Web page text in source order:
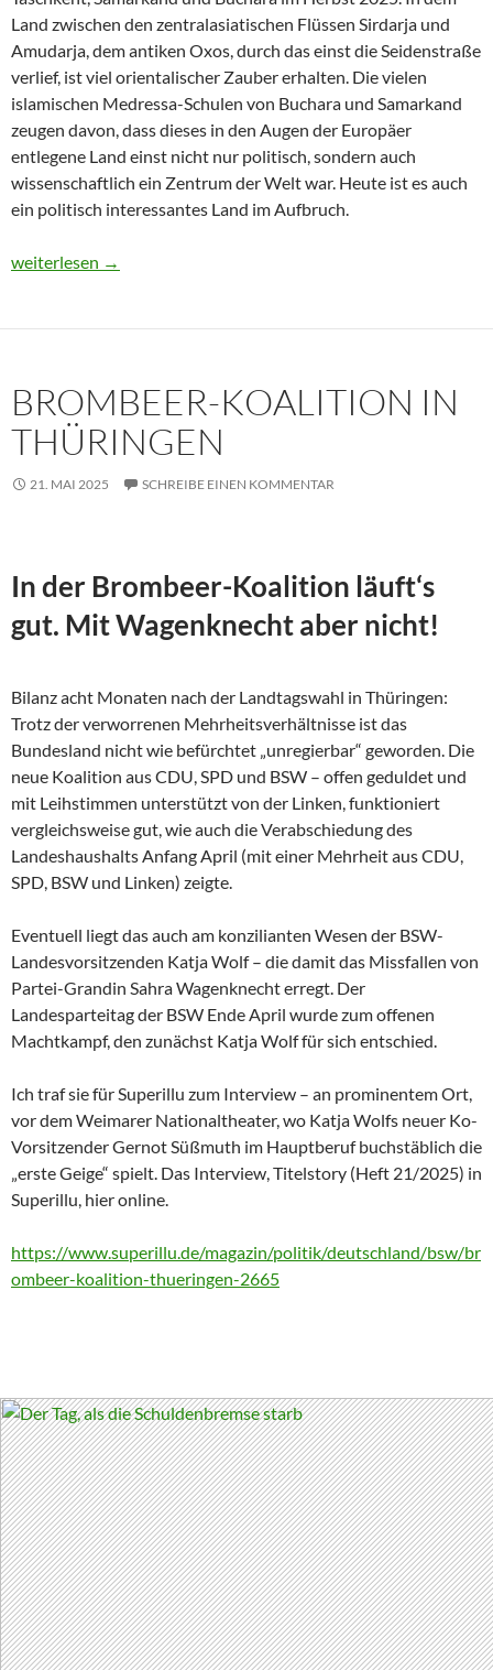
Land zwischen den zentralasiatischen Flüssen Sirdarja und
Amudarja, dem antiken Oxos, durch das einst die Seidenstraße
verlief, ist viel orientalischer Zauber erhalten. Die vielen
islamischen Medressa-Schulen von Buchara und Samarkand
zeugen davon, dass dieses in den Augen der Europäer
entlegene Land einst nicht nur politisch, sondern auch
wissenschaftlich ein Zentrum der Welt war. Heute ist es auch
ein politisch interessantes Land im Aufbruch.
Usbekistan 2025: Unterwegs in einem Land im Aufbruch
weiterlesen →
BROMBEER-KOALITION IN
THÜRINGEN
21. MAI 2025 SCHREIBE EINEN KOMMENTAR
In der Brombeer-Koalition läuft‘s
gut. Mit Wagenknecht aber nicht!
Bilanz acht Monaten nach der Landtagswahl in Thüringen:
Trotz der verworrenen Mehrheitsverhältnisse ist das
Bundesland nicht wie befürchtet „unregierbar“ geworden. Die
neue Koalition aus CDU, SPD und BSW – offen geduldet und
mit Leihstimmen unterstützt von der Linken, funktioniert
vergleichsweise gut, wie auch die Verabschiedung des
Landeshaushalts Anfang April (mit einer Mehrheit aus CDU,
SPD, BSW und Linken) zeigte.
Eventuell liegt das auch am konzilianten Wesen der BSW-
Landesvorsitzenden Katja Wolf – die damit das Missfallen von
Partei-Grandin Sahra Wagenknecht erregt. Der
Landesparteitag der BSW Ende April wurde zum offenen
Machtkampf, den zunächst Katja Wolf für sich entschied.
Ich traf sie für Superillu zum Interview – an prominentem Ort,
vor dem Weimarer Nationaltheater, wo Katja Wolfs neuer Ko-
Vorsitzender Gernot Süßmuth im Hauptberuf buchstäblich die
„erste Geige“ spielt. Das Interview, Titelstory (Heft 21/2025) in
Superillu, hier online.
https://www.superillu.de/magazin/politik/deutschland/bsw/br
ombeer-koalition-thueringen-2665